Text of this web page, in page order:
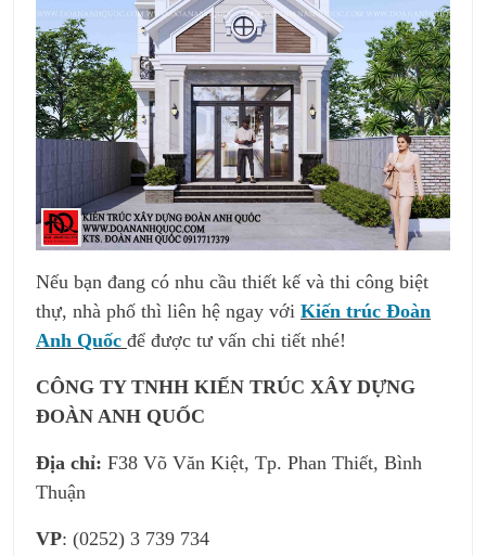
Nếu bạn đang có nhu cầu thiết kế và thi công biệt
thự, nhà phố thì liên hệ ngay với Kiến trúc Đoàn
Anh Quốc để được tư vấn chi tiết nhé!
CÔNG TY TNHH KIẾN TRÚC XÂY DỰNG
ĐOÀN ANH QUỐC
Địa chỉ: F38 Võ Văn Kiệt, Tp. Phan Thiết, Bình
Thuận
VP: (0252) 3 739 734